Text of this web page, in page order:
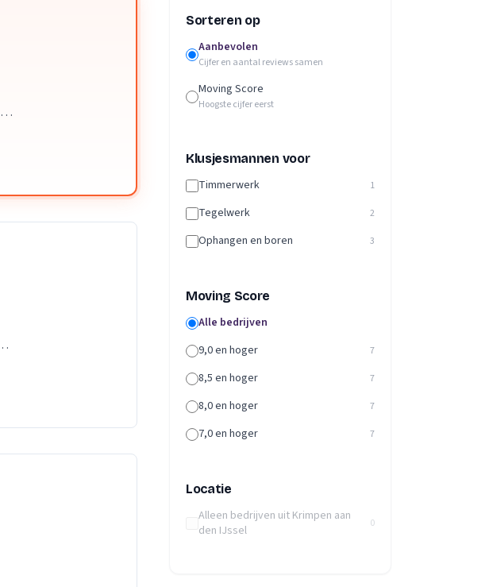
Sorteren op
Aanbevolen
Cijfer en aantal reviews samen
Moving Score
Hoogste cijfer eerst
Klusjesmannen voor
Timmerwerk 1
Tegelwerk 2
Ophangen en boren 3
Moving Score
Alle bedrijven
9,0 en hoger
7
8,5 en hoger 7
8,0 en hoger 7
7,0 en hoger 7
Locatie
Alleen bedrijven uit Krimpen aan
den IJssel
0